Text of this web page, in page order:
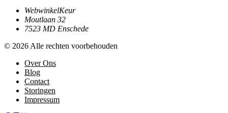
WebwinkelKeur
Moutlaan 32
7523 MD Enschede
© 2026 Alle rechten voorbehouden
Over Ons
Blog
Contact
Storingen
Impressum